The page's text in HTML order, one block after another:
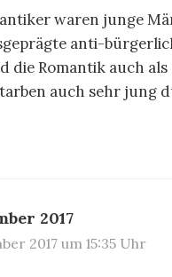
waren junge
anti-
die Romantik auch
auch sehr jung
2017
2017 um 15:35 Uhr